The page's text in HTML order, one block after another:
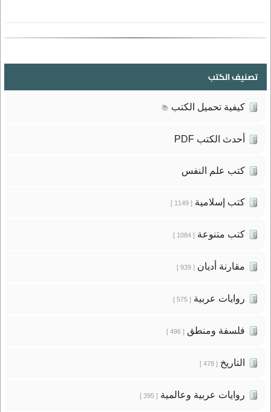
تصنيف الكتب
كيفية تحميل الكتب 📚
أحدث الكتب PDF
كتب علم النفس
كتب إسلامية[ 1149 ]
كتب متنوعة[ 1084 ]
مقارنة أديان[ 939 ]
روايات عربية[ 575 ]
فلسفة ومنطق[ 496 ]
التاريخ[ 478 ]
روايات عربية وعالمية[ 395 ]